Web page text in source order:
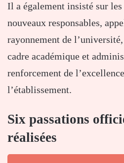
Il a également insisté sur
nouveaux responsables,
rayonnement de
cadre académique et
renforcement de
l’établissement.
Six passations
réalisées